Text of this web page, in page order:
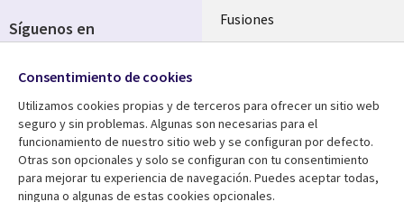
Fusiones
Inversores
Centro de Recursos
Library
Artículos
Ayuda
Legal
Aviso Legal
Síguenos en
Media
SPAIN
Consentimiento de cookies
Utilizamos cookies propias y de terceros para ofrecer un sitio web
seguro y sin problemas. Algunas son necesarias para el
funcionamiento de nuestro sitio web y se configuran por defecto.
Otras son opcionales y solo se configuran con tu consentimiento
para mejorar tu experiencia de navegación. Puedes aceptar todas,
ninguna o algunas de estas cookies opcionales.